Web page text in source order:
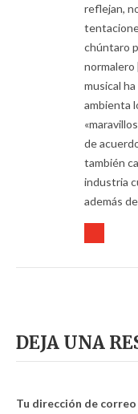
reflejan,
chúntaro
normalero
musical
ambienta
de
también
industria
además
DEJA UNA
Tu dirección de